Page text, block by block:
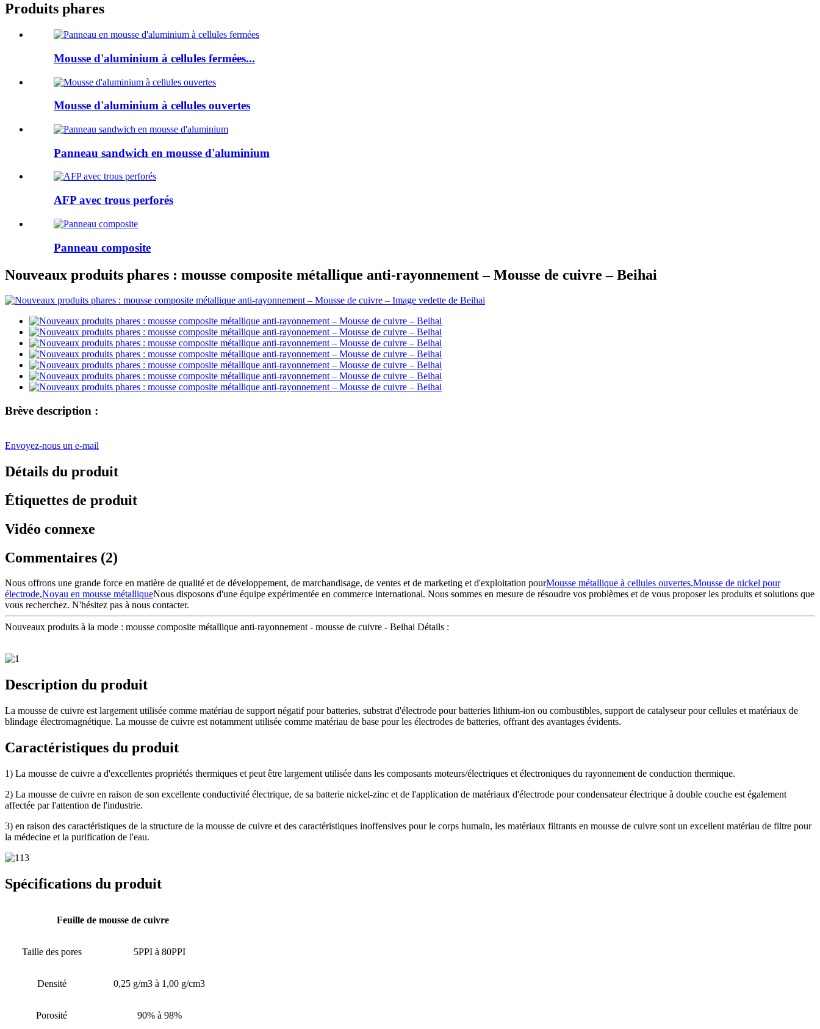
Produits phares
Mousse d'aluminium à cellules fermées...
Mousse d'aluminium à cellules ouvertes
Panneau sandwich en mousse d'aluminium
AFP avec trous perforés
Panneau composite
Nouveaux produits phares : mousse composite métallique anti-rayonnement – ​​Mousse de cuivre – Beihai
Brève description :
Envoyez-nous un e-mail
Détails du produit
Étiquettes de produit
Vidéo connexe
Commentaires (2)
Nous offrons une grande force en matière de qualité et de développement, de marchandisage, de ventes et de marketing et d'exploitation pourMousse métallique à cellules ouvertes,Mousse de nickel pour
électrode,Noyau en mousse métalliqueNous disposons d'une équipe expérimentée en commerce international. Nous sommes en mesure de résoudre vos problèmes et de vous proposer les produits et solutions que
vous recherchez. N'hésitez pas à nous contacter.
Nouveaux produits à la mode : mousse composite métallique anti-rayonnement - mousse de cuivre - Beihai Détails :
Description du produit
La mousse de cuivre est largement utilisée comme matériau de support négatif pour batteries, substrat d'électrode pour batteries lithium-ion ou combustibles, support de catalyseur pour cellules et matériaux de
blindage électromagnétique. La mousse de cuivre est notamment utilisée comme matériau de base pour les électrodes de batteries, offrant des avantages évidents.
Caractéristiques du produit
1) La mousse de cuivre a d'excellentes propriétés thermiques et peut être largement utilisée dans les composants moteurs/électriques et électroniques du rayonnement de conduction thermique.
2) La mousse de cuivre en raison de son excellente conductivité électrique, de sa batterie nickel-zinc et de l'application de matériaux d'électrode pour condensateur électrique à double couche est également
affectée par l'attention de l'industrie.
3) en raison des caractéristiques de la structure de la mousse de cuivre et des caractéristiques inoffensives pour le corps humain, les matériaux filtrants en mousse de cuivre sont un excellent matériau de filtre pour
la médecine et la purification de l'eau.
Spécifications du produit
Feuille de mousse de cuivre
Taille des pores 5PPI à 80PPI
Densité 0,25 g/m3 à 1,00 g/cm3
Porosité 90% à 98%